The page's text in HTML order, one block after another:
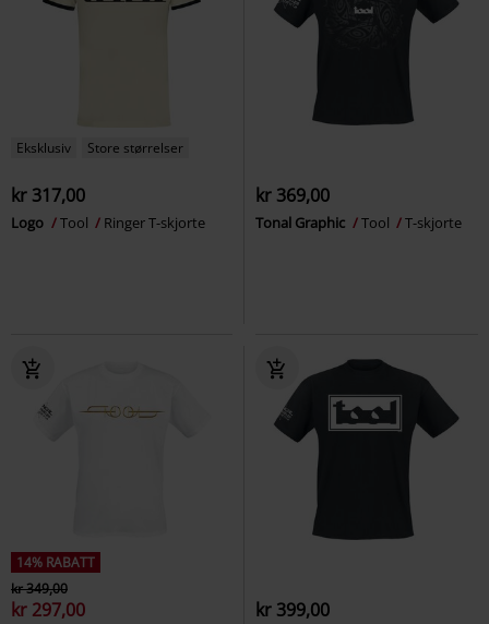
Eksklusiv Store størrelser
kr 317,00
Logo Tool Ringer T-skjorte
kr 369,00
Tonal Graphic Tool T-skjorte
14% RABATT
kr 349,00
kr 297,00 kr 399,00